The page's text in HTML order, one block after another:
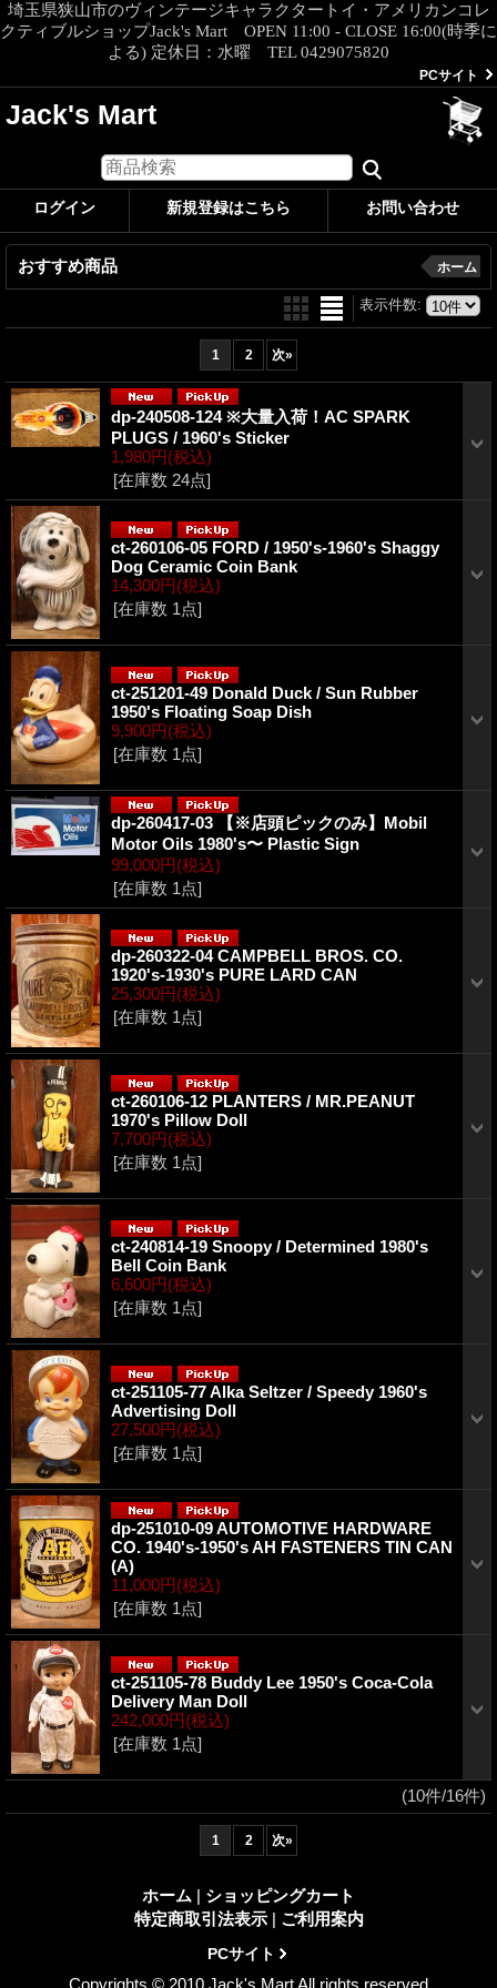
埼玉県狭山市のヴィンテージキャラクタートイ・アメリカンコレ
クティブルショップJack's Mart OPEN 11:00 - CLOSE 16:00(時季に
よる) 定休日：水曜 TEL 0429075820
PCサイト
Jack's Mart
ログイン 新規登録はこちら お問い合わせ
おすすめ商品 ホーム
表示件数:
1 2 次»
dp-240508-124 ※大量入荷！AC SPARK
PLUGS / 1960's Sticker
1,980円(税込)
[在庫数 24点]
ct-260106-05 FORD / 1950's-1960's Shaggy
Dog Ceramic Coin Bank
14,300円(税込)
[在庫数 1点]
ct-251201-49 Donald Duck / Sun Rubber
1950's Floating Soap Dish
9,900円(税込)
[在庫数 1点]
dp-260417-03 【※店頭ピックのみ】Mobil
Motor Oils 1980's〜 Plastic Sign
99,000円(税込)
[在庫数 1点]
dp-260322-04 CAMPBELL BROS. CO.
1920's-1930's PURE LARD CAN
25,300円(税込)
[在庫数 1点]
ct-260106-12 PLANTERS / MR.PEANUT
1970's Pillow Doll
7,700円(税込)
[在庫数 1点]
ct-240814-19 Snoopy / Determined 1980's
Bell Coin Bank
6,600円(税込)
[在庫数 1点]
ct-251105-77 Alka Seltzer / Speedy 1960's
Advertising Doll
27,500円(税込)
[在庫数 1点]
dp-251010-09 AUTOMOTIVE HARDWARE
CO. 1940's-1950's AH FASTENERS TIN CAN
(A)
11,000円(税込)
[在庫数 1点]
ct-251105-78 Buddy Lee 1950's Coca-Cola
Delivery Man Doll
242,000円(税込)
[在庫数 1点]
(10件/16件)
1 2 次»
ホーム | ショッピングカート
特定商取引法表示 | ご利用案内
PCサイト
Copyrights © 2010 Jack's Mart All rights reserved